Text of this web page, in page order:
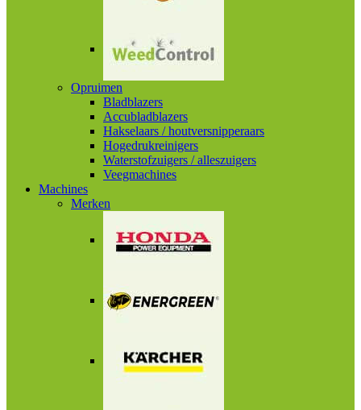
Opruimen
Bladblazers
Accubladblazers
Hakselaars / houtversnipperaars
Hogedrukreinigers
Waterstofzuigers / alleszuigers
Veegmachines
Machines
Merken